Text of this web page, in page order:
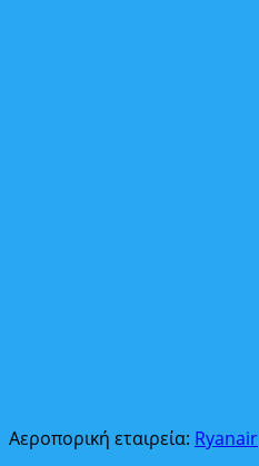
Αεροπορική εταιρεία: Ryanair